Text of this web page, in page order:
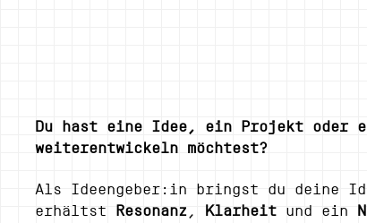
​Du hast eine Idee, ein Projekt oder
weiterentwickeln möchtest?
Als Ideengeber:in bringst du deine
erhältst Resonanz , Klarheit und ein